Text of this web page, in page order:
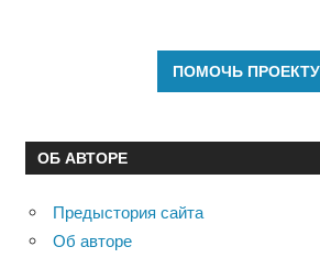
ОБ АВТОРЕ
Предыстория сайта
Об авторе